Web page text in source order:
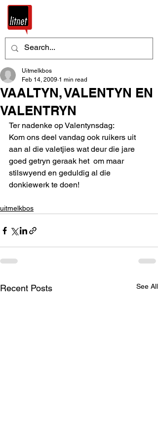
VAALTYN, VALENTYN EN
VALENTRYN
Uitmelkbos
Feb 14, 2009 1 min read
Ter nadenke op Valentynsdag:
Kom ons deel vandag ook ruikers uit
aan al die valetjies wat deur die jare
goed getryn geraak het  om maar
stilswyend en geduldig al die
donkiewerk te doen!
uitmelkbos
Recent Posts See All